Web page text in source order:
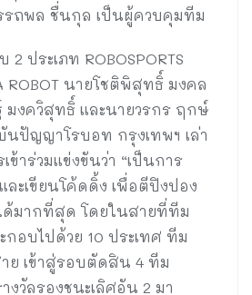
รถพล ชื่นกุล เป็นผู้ควบคุมทีม
ประเภท ROBOSPORTS
ROBOT นายโชติพิสุทธิ์ มงคล
งควิสุทธิ์ และนายวรกร ฤกษ์
นปัญญาโรบอท กรุงเทพฯ เล่า
าร่วมแข่งขันว่า “เป็นการ
ะเขียนโค้ดดิ้ง เพื่อตีปิงปอง
ด้มากที่สุด โดยในสายที่ทีม
อบไปด้วย 10 ประเทศ ทีม
ย เข้าสู่รอบตัดสิน 4 ทีม
งวัลรองชนะเลิศอัน 2 มา